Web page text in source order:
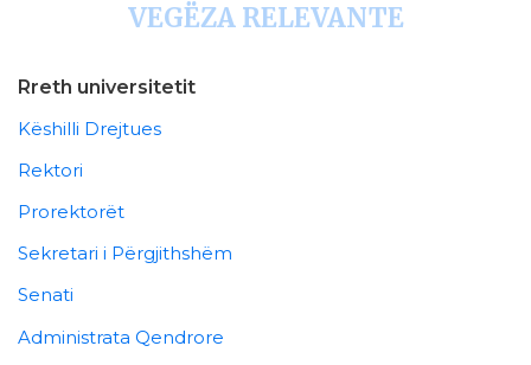
VEGËZA RELEVANTE
Rreth universitetit
Këshilli Drejtues
Rektori
Prorektorët
Sekretari i Përgjithshëm
Senati
Administrata Qendrore